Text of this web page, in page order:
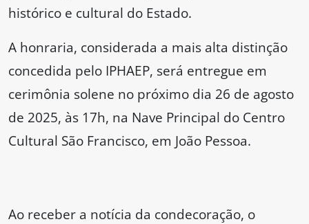
histórico e cultural do Estado.
A honraria, considerada a mais alta distinção
concedida pelo IPHAEP, será entregue em
cerimônia solene no próximo dia 26 de agosto
de 2025, às 17h, na Nave Principal do Centro
Cultural São Francisco, em João Pessoa.
Ao receber a notícia da condecoração, o